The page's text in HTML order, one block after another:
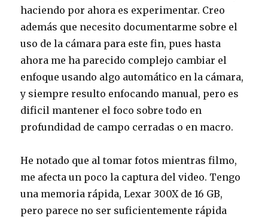
haciendo por ahora es experimentar. Creo
además que necesito documentarme sobre el
uso de la cámara para este fin, pues hasta
ahora me ha parecido complejo cambiar el
enfoque usando algo automático en la cámara,
y siempre resulto enfocando manual, pero es
dificil mantener el foco sobre todo en
profundidad de campo cerradas o en macro.
He notado que al tomar fotos mientras filmo,
me afecta un poco la captura del video. Tengo
una memoria rápida, Lexar 300X de 16 GB,
pero parece no ser suficientemente rápida